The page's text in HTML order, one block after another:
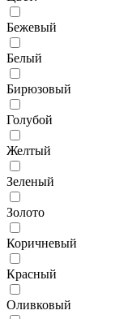
Бежевый
Белый
Бирюзовый
Голубой
Желтый
Зеленый
Золото
Коричневый
Красный
Оливковый